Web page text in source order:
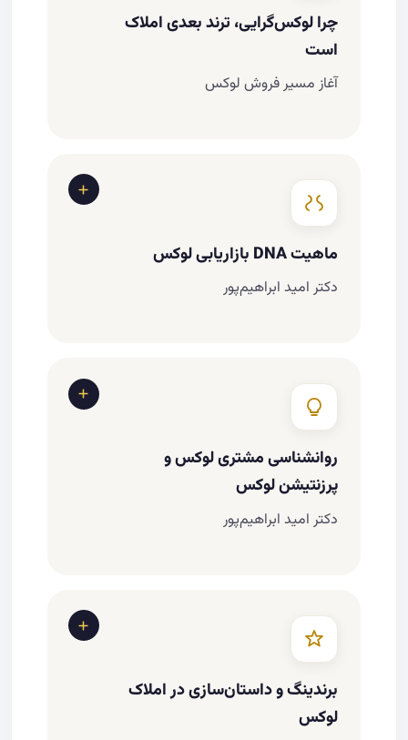
چرا لوکس‌گرایی، ترند بعدی املاک
است
آغاز مسیر فروش لوکس
چرا لوکس‌گرایی افزایش یافته است؟
ماهیت DNA بازاریابی لوکس
دکتر امید ابراهیم‌پور
چرا مشتری لوکس «محصول» نمی‌خرد، «جایگاه»
می‌خرد
بومی‌سازی استانداردهای جهانی بازاریابی لوکس
در ایران
روانشناسی مشتری لوکس و
پرزنتیشن لوکس
دکتر امید ابراهیم‌پور
رازهای پنهان خریداران لوکس (پرستیژ، اعتماد،
امنیت، انحصار، تجربه، داستان)
اصل «Value over Price»
برندینگ و داستان‌سازی در املاک
لوکس